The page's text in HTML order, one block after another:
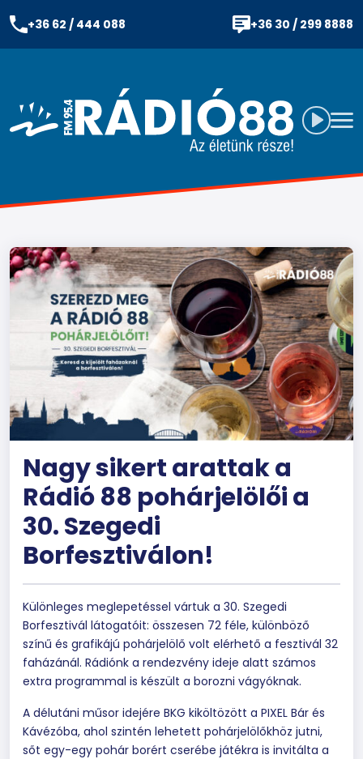
+36 62 / 444 088 +36 30 / 299 8888
Nagy sikert arattak a
Rádió 88 pohárjelölői a
30. Szegedi
Borfesztiválon!
Különleges meglepetéssel vártuk a 30. Szegedi
Borfesztivál látogatóit: összesen 72 féle, különböző
színű és grafikájú pohárjelölő volt elérhető a fesztivál 32
faházánál. Rádiónk a rendezvény ideje alatt számos
extra programmal is készült a borozni vágyóknak.
A délutáni műsor idejére BKG kiköltözött a PIXEL Bár és
Kávézóba, ahol szintén lehetett pohárjelölőkhöz jutni,
sőt egy-egy pohár borért cserébe játékra is invitálta a